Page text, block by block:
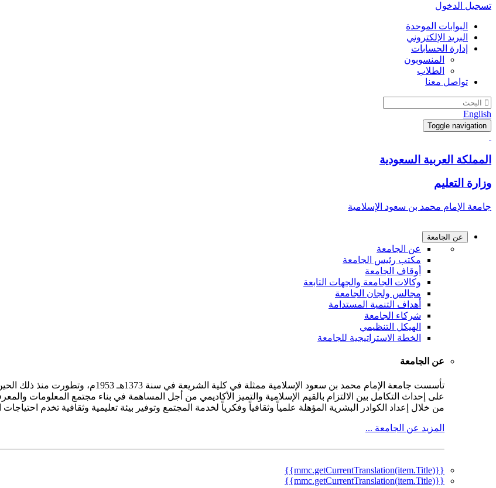
تسجيل الدخول
البوابات الموحدة
البريد الإلكتروني
إدارة الحسابات
المنسوبون
الطلاب
تواصل معنا
English
Toggle navigation
المملكة العربية السعودية
وزارة التعليم
جامعة الإمام محمد بن سعود الإسلامية
عن الجامعة
عن الجامعة
مكتب رئيس الجامعة
أوقاف الجامعة
وكالات الجامعة والجهات التابعة
مجالس ولجان الجامعة
أهداف التنمية المستدامة
شركاء الجامعة
الهيكل التنظيمي
الخطة الاستراتيجية للجامعة
عن الجامعة
على إحداث التكامل بين الالتزام بالقيم الإسلامية والتميز الأكاديمي من أجل المساهمة في بناء مجتمع المعلومات
من خلال إعداد الكوادر البشرية المؤهلة علمياً وثقافياً وفكرياً لخدمة المجتمع وتوفير بيئة تعليمية وثقافية تخدم
المزيد عن الجامعة ...
{{mmc.getCurrentTranslation(item.Title)}}
{{mmc.getCurrentTranslation(item.Title)}}